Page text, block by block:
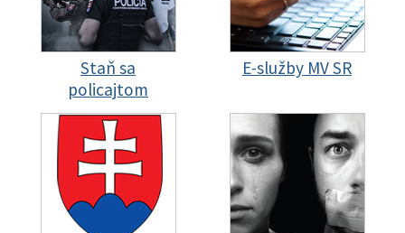
Staň sa
policajtom
E-služby MV SR